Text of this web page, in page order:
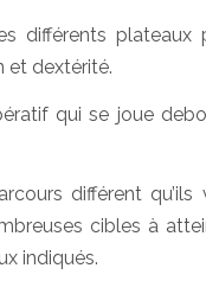
différents plateaux
et dextérité.
qui se joue
différent
cibles à
indiqués.